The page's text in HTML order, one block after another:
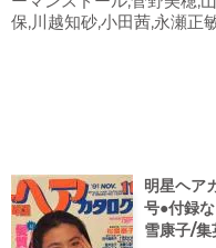
保,川越知砂,小田茜,永瀬正
明星ヘア
号●付録
雪康子/集